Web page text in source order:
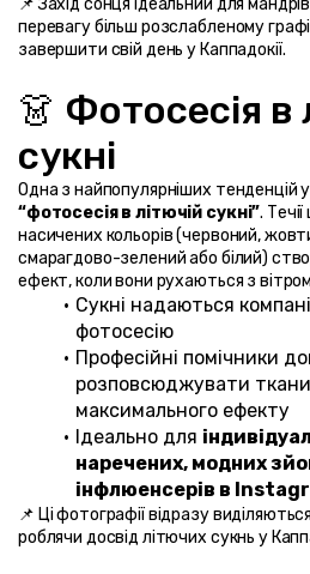
📌 Захід сонця ідеальний для
перевагу більш розслабленому
завершити свій день у Каппадокії.
👗 Фотосесія в
сукні
“фотосесія в літючій сукні”.
насичених кольорів (червоний,
смарагдово-зелений або білий)
ефект, коли вони рухаються з
Сукні надаються
фотосесію
Професійні помічники
розповсюджувати
максимального ефекту
Ідеально для
наречених, модних
інфлюенсерів в
📌 Ці фотографії відразу
роблячи досвід літючих сукнь у